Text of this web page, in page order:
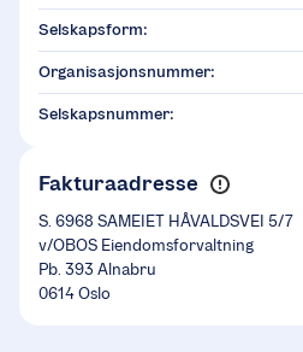
Selskapsform:
Organisasjonsnummer:
Selskapsnummer:
Fakturaadresse
S. 6968 SAMEIET HÅVALDSVEI 5/7
v/OBOS Eiendomsforvaltning
Pb. 393 Alnabru
0614 Oslo